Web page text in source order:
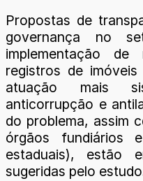
Propostas de
governança no
implementação de
registros de
atuação mais
anticorrupção e
do problema, assim
órgãos fundiários
estaduais), estão
sugeridas pelo